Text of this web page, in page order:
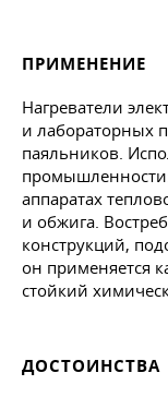
ПРИМЕНЕНИЕ
Нагреватели
и лабораторных
паяльников.
промышленности:
аппаратах
и обжига.
конструкций,
он применяется
стойкий
ДОСТОИНСТВА